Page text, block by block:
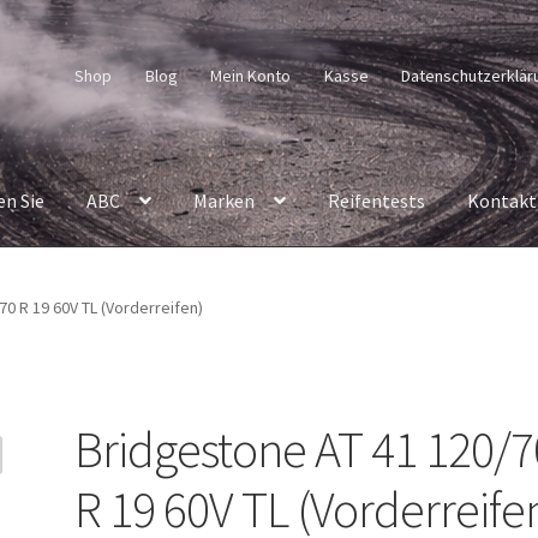
Shop Blog Mein Konto Kasse
Sie ABC Marken Reifentests Kontakt
R 19 60V TL (Vorderreifen)
Bridgestone AT 41 120/
R 19 60V TL